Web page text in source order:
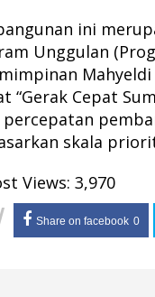
ini
Unggulan
“Gerak Cepat
percepatan
skala
Views: 3,970
Share on facebook 0